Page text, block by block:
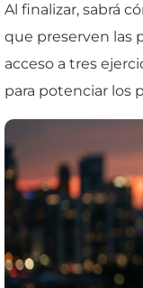
Al finalizar, sabrá
que preserven las
acceso a tres
para potenciar los